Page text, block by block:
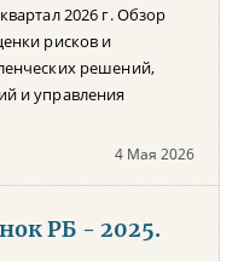
2026 г. Обзор
рисков и
решений,
и управления
4 Мая 2026
РБ - 2025.